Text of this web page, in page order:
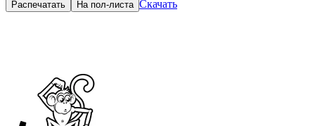
Распечатать На пол-листа Скачать